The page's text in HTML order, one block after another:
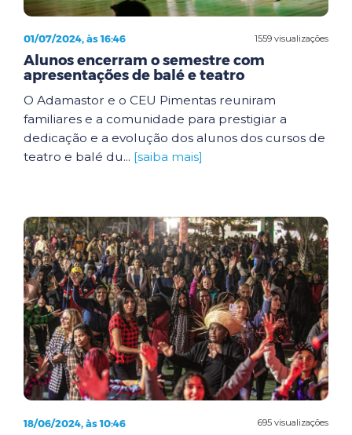
1559 visualizações
01/07/2024, às 16:46
Alunos encerram o semestre com
apresentações de balé e teatro
O Adamastor e o CEU Pimentas reuniram
familiares e a comunidade para prestigiar a
dedicação e a evolução dos alunos dos cursos de
teatro e balé du... [saiba mais]
695 visualizações
18/06/2024, às 10:46